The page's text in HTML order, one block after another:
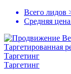
Всего лидов
Средняя
Таргетированная
Таргетинг
Таргетинг